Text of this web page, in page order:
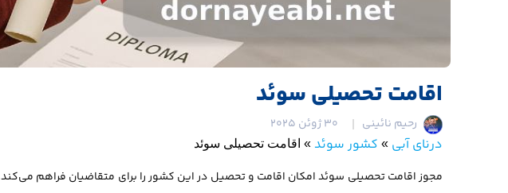
اقامت تحصیلی سوئد
رحیم نائینی 30 ژوئن 2025
درنای آبی » کشور سوئد » اقامت تحصیلی سوئد
مجوز اقامت تحصیلی سوئد امکان اقامت و تحصیل در این کشور را برای متقاضیان فراهم